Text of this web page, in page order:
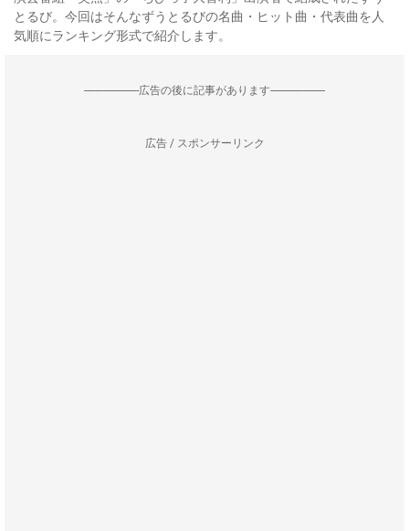
とるび。今回はそんなずうとるびの名曲・ヒット曲・代表曲を人
気順にランキング形式で紹介します。
--------------------広告の後に記事があります--------------------
広告 / スポンサーリンク